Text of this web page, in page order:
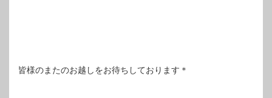
皆様のまたのお越しをお待ちしております＊